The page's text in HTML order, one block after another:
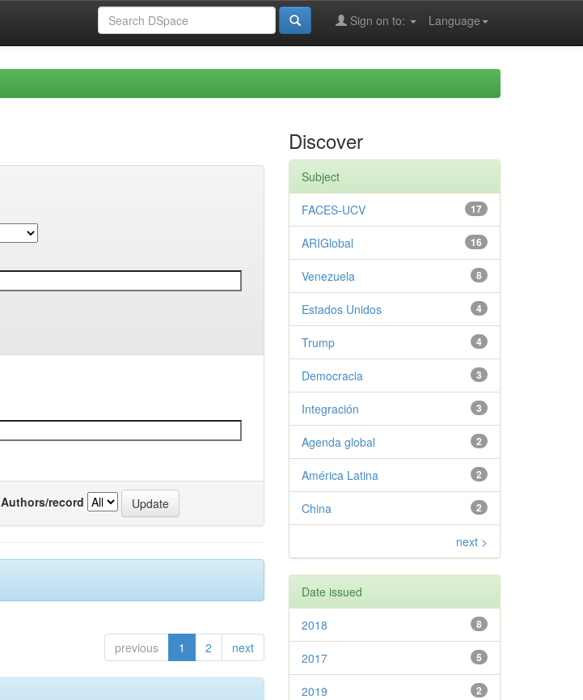
Language
Sign on to:
Authors/record
previous 1 2 next
Discover
Subject
17
FACES-UCV
16
ARIGlobal
8
Venezuela
4
Estados Unidos
4
Trump
3
Democracia
3
Integración
2
Agenda global
2
América Latina
2
China
next >
Date issued
8
2018
5
2017
2
2019